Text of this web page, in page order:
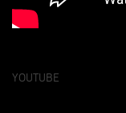
YOUTUBE